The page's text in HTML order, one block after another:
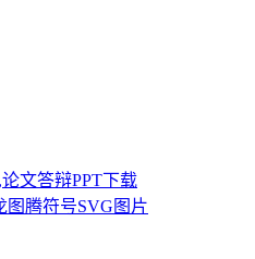
文答辩PPT下载